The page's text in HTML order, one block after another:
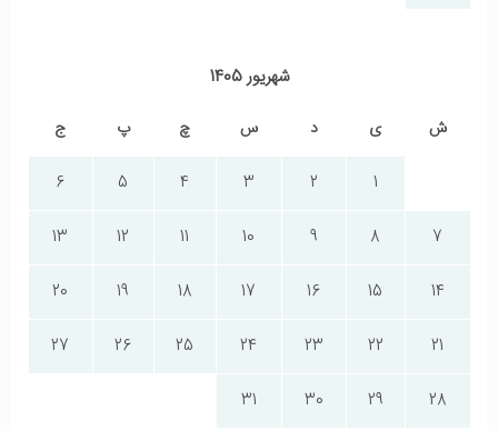
شهریور 1405
ش ی د س چ پ ج
1
2
3
4
5
6
7
8
9
10
11
12
13
14
15
16
17
18
19
20
21
22
23
24
25
26
27
28
29
30
31